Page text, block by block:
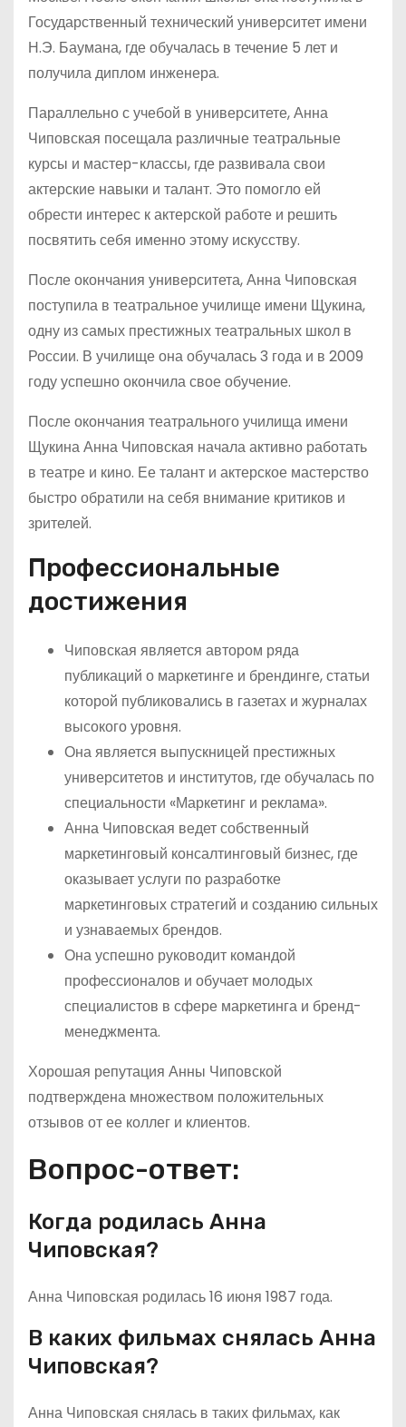
Государственный технический университет имени
Н.Э. Баумана, где обучалась в течение 5 лет и
получила диплом инженера.
Параллельно с учебой в университете, Анна
Чиповская посещала различные театральные
курсы и мастер-классы, где развивала свои
актерские навыки и талант. Это помогло ей
обрести интерес к актерской работе и решить
посвятить себя именно этому искусству.
После окончания университета, Анна Чиповская
поступила в театральное училище имени Щукина,
одну из самых престижных театральных школ в
России. В училище она обучалась 3 года и в 2009
году успешно окончила свое обучение.
После окончания театрального училища имени
Щукина Анна Чиповская начала активно работать
в театре и кино. Ее талант и актерское мастерство
быстро обратили на себя внимание критиков и
зрителей.
Профессиональные
достижения
Чиповская является автором ряда
публикаций о маркетинге и брендинге, статьи
которой публиковались в газетах и журналах
высокого уровня.
Она является выпускницей престижных
университетов и институтов, где обучалась по
специальности «Маркетинг и реклама».
Анна Чиповская ведет собственный
маркетинговый консалтинговый бизнес, где
оказывает услуги по разработке
маркетинговых стратегий и созданию сильных
и узнаваемых брендов.
Она успешно руководит командой
профессионалов и обучает молодых
специалистов в сфере маркетинга и бренд-
менеджмента.
Хорошая репутация Анны Чиповской
подтверждена множеством положительных
отзывов от ее коллег и клиентов.
Вопрос-ответ:
Когда родилась Анна
Чиповская?
Анна Чиповская родилась 16 июня 1987 года.
В каких фильмах снялась Анна
Чиповская?
Анна Чиповская снялась в таких фильмах, как